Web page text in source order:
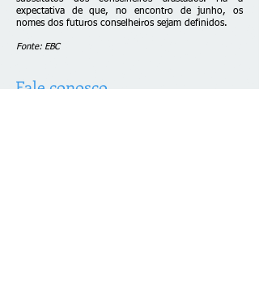
expectativa de que, no encontro de junho, os
nomes dos futuros conselheiros sejam definidos.
Fonte: EBC
Fale conosco